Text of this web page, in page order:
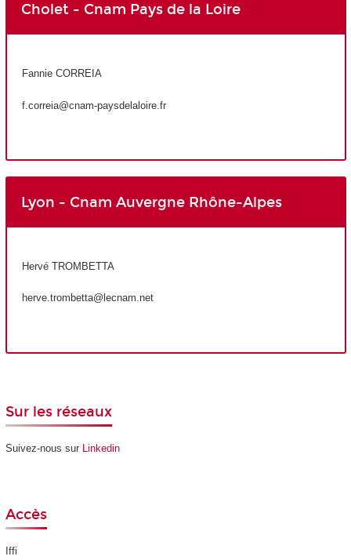
Cholet - Cnam Pays de la Loire
Fannie CORREIA
f.correia@cnam-paysdelaloire.fr
Lyon - Cnam Auvergne Rhône-Alpes
Hervé TROMBETTA
herve.trombetta@lecnam.net
Sur les réseaux
Suivez-nous sur Linkedin
Accès
Iffi